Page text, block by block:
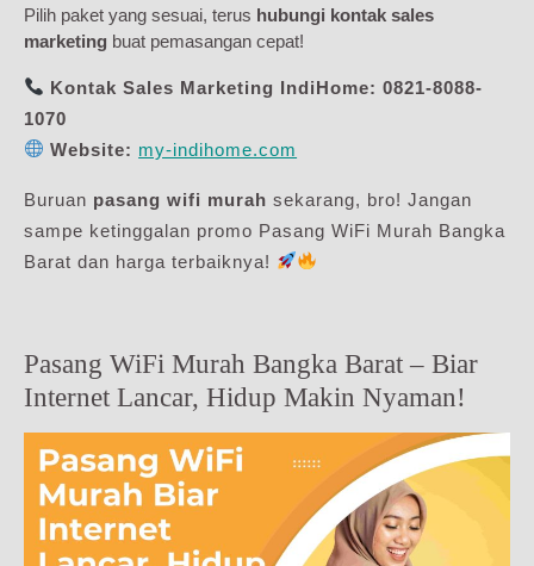
Pilih paket yang sesuai, terus hubungi kontak sales
marketing buat pemasangan cepat!
Kontak Sales Marketing IndiHome: 0821-8088-
1070
Website: my-indihome.com
Buruan pasang wifi murah sekarang, bro! Jangan
sampe ketinggalan promo Pasang WiFi Murah Bangka
Barat dan harga terbaiknya!
Pasang WiFi Murah Bangka Barat – Biar
Internet Lancar, Hidup Makin Nyaman!